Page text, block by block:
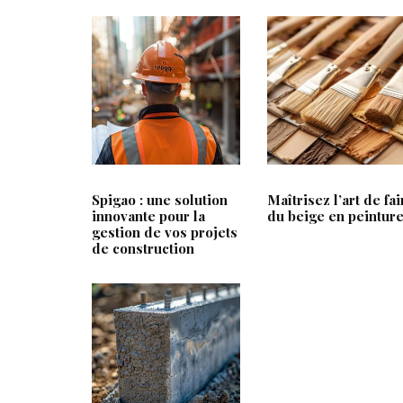
Spigao : une solution
innovante pour la
gestion de vos projets
de construction
Maîtrisez l’art de
du beige en peinture
PRÉSENTATION
Frac & Pdc est un média familial et
digital axé sur les astuces pour la
maison et le jardin. Notre magazine
en ligne aborde les thématiques
suivantes :
Bricolage
Décoration
Loc
Boitier
Rbnb